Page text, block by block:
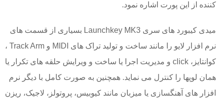
کننده از این پورت اشاره نمود.
میدی کیبورد های سری Launchkey MK3 بسیاری از قسمت های
نرم افزار لایو را مانند ساخت و تولید تراک های MIDI و Track Arm ،
کوانتایز، click و مدیریت اجرا یا ساخت و ویرایش حلقه های تکرار یا
همان لوپها را کنترل می نماید. همچنین به صورت کامل با دیگر نرم
افزار های آهنگسازی یا میزبان مانند کیوبیس، پروتولز، لاجیک، ریزن